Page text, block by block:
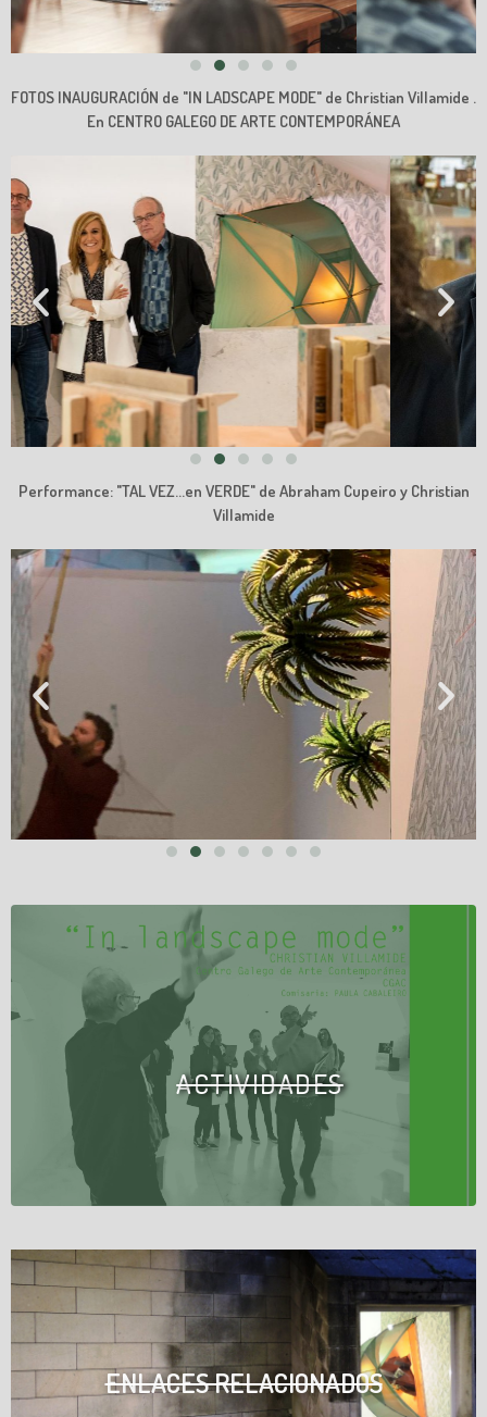
FOTOS INAUGURACIÓN de "IN LADSCAPE MODE" de Christian Villamide .
En CENTRO GALEGO DE ARTE CONTEMPORÁNEA
Performance: "TAL VEZ...en VERDE" de Abraham Cupeiro y Christian
Villamide
ACTIVIDADES
ENLACES RELACIONADOS